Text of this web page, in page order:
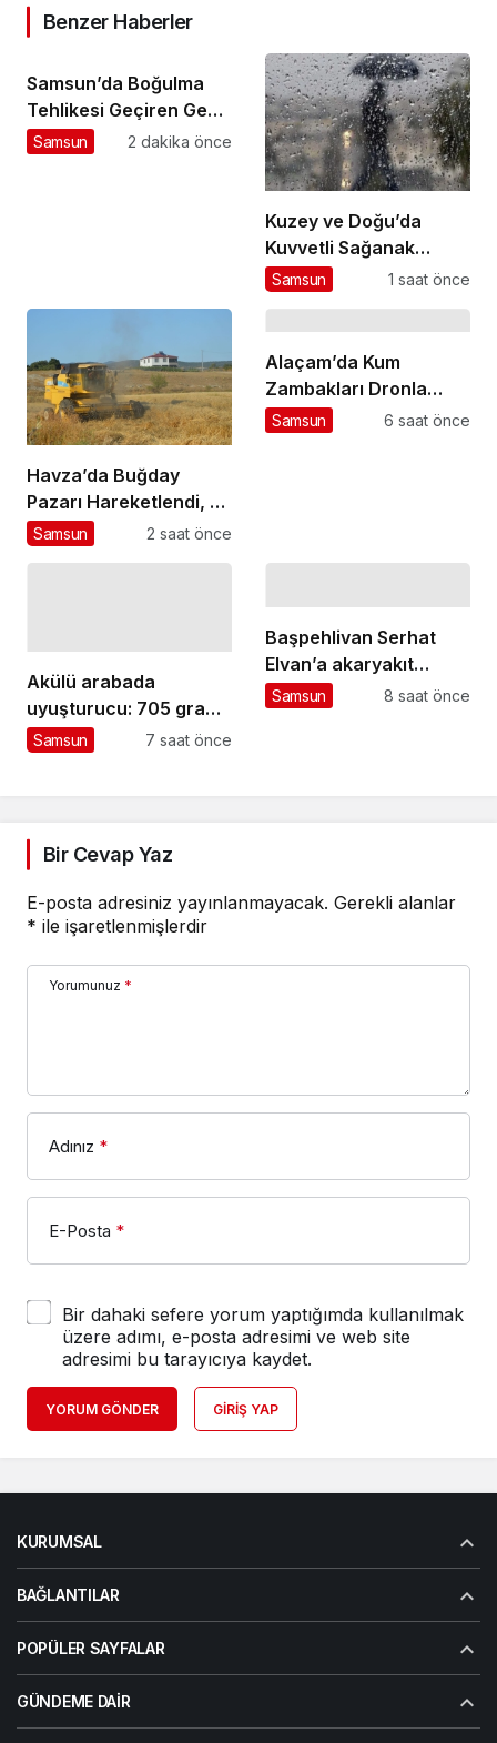
Benzer Haberler
Samsun’da Boğulma
Tehlikesi Geçiren Genç
Yaşamını Yitirdi
Samsun 2 dakika önce
Kuzey ve Doğu’da
Kuvvetli Sağanak
Uyarısı
Samsun 1 saat önce
Havza’da Buğday
Pazarı Hareketlendi, 25
Bin Ton İşlem
Samsun 2 saat önce
Alaçam’da Kum
Zambakları Dronla
Görüntülendi
Samsun 6 saat önce
Akülü arabada
uyuşturucu: 705 gram
metamfetamin ele
Samsun 7 saat önce
Başpehlivan Serhat
Elvan’a akaryakıt
istasyonunda saldırı
Samsun 8 saat önce
Bir Cevap Yaz
E-posta adresiniz yayınlanmayacak. Gerekli alanlar
* ile işaretlenmişlerdir
Yorumunuz *
Adınız *
E-Posta *
Bir dahaki sefere yorum yaptığımda kullanılmak
üzere adımı, e-posta adresimi ve web site
adresimi bu tarayıcıya kaydet.
YORUM GÖNDER GIRIŞ YAP
KURUMSAL
BAĞLANTILAR
POPÜLER SAYFALAR
GÜNDEME DAIR